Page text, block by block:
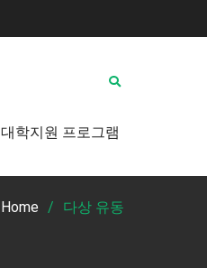
대학지원 프로그램
Home 다상 유동